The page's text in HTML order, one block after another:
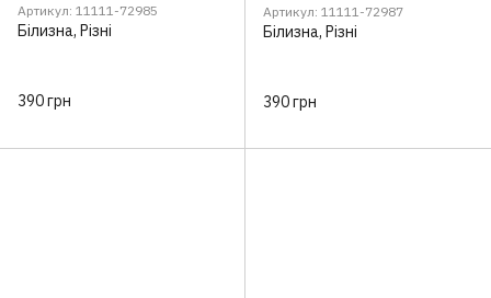
Артикул: 11111-72985
Білизна, Різні
390 грн
Артикул: 11111-72987
Білизна, Різні
390 грн